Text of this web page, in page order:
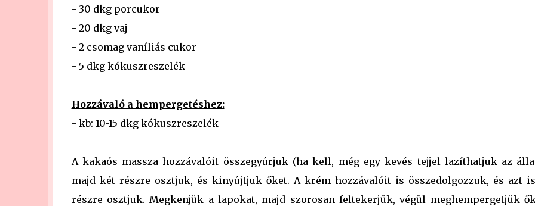
- 30 dkg porcukor
- 20 dkg vaj
- 2 csomag vaníliás cukor
- 5 dkg kókuszreszelék
Hozzávaló a hempergetéshez:
- kb: 10-15 dkg kókuszreszelék
A kakaós massza hozzávalóit összegyúrjuk (ha kell, még egy kevés tejjel lazíthatjuk az
majd két részre osztjuk, és kinyújtjuk őket. A krém hozzávalóit is összedolgozzuk, és azt
részre osztjuk. Megkenjük a lapokat, majd szorosan feltekerjük, végül meghempergetjük